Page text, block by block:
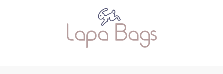
ШКІЛЬНІ РЮКЗАКИ ТА РАНЦІ